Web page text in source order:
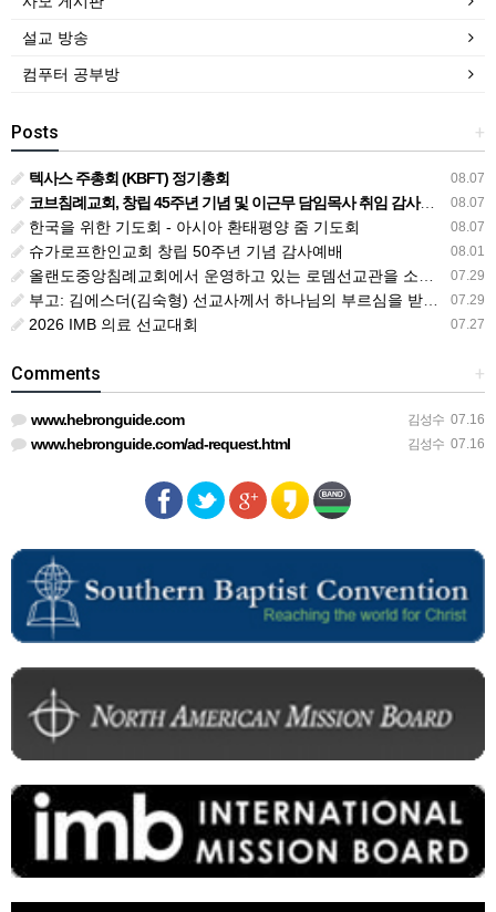
설교 방송
컴푸터 공부방
+
Posts
08.07
텍사스 주총회 (KBFT) 정기총회
08.07
코브침례교회, 창립 45주년 기념 및 이근무 담임목사 취임 감사예배 드려
08.07
한국을 위한 기도회 - 아시아 환태평양 줌 기도회
08.01
슈가로프한인교회 창립 50주년 기념 감사예배
07.29
올랜도중앙침례교회에서 운영하고 있는 로뎀선교관을 소개해 드립니다
07.29
부고: 김에스더(김숙형) 선교사께서 하나님의 부르심을 받았습니다.
07.27
2026 IMB 의료 선교대회
+
Comments
김성수 07.16
www.hebronguide.com
김성수 07.16
www.hebronguide.com/ad-request.html